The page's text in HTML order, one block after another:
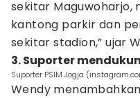
sekitar Maguwoharjo,
kantong parkir dan
sekitar stadion,” ujar
3. Suporter
Suporter PSIM Jogja
Wendy